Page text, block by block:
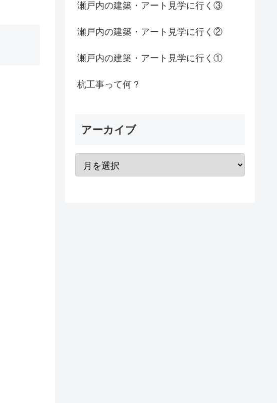
瀬戸内の建築・アート見学に行く③
瀬戸内の建築・アート見学に行く②
瀬戸内の建築・アート見学に行く①
杭工事って何？
アーカイブ